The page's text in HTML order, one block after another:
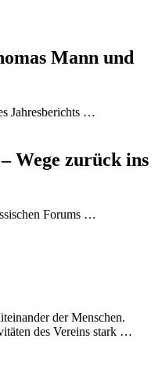
Mann und
Jahresberichts …
Wege zurück ins
Forums …
der Menschen.
des Vereins stark …